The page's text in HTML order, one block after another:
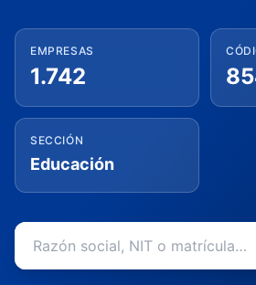
EMPRESAS
1.742
SECCIÓN
Educación